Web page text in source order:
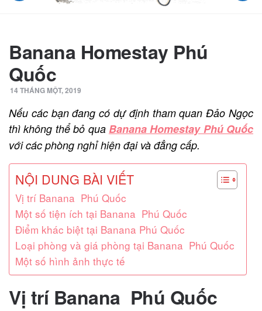
Banana Homestay Phú
Quốc
14 THÁNG MỘT, 2019
Nếu các bạn đang có dự định tham quan Đảo Ngọc
thì không thể bỏ qua Banana Homestay Phú Quốc
với các phòng nghỉ hiện đại và đẳng cấp.
NỘI DUNG BÀI VIẾT
Vị trí Banana Phú Quốc
Một số tiện ích tại Banana Phú Quốc
Điểm khác biệt tại Banana Phú Quốc
Loại phòng và giá phòng tại Banana Phú Quốc
Một số hình ảnh thực tế
Vị trí Banana Phú Quốc